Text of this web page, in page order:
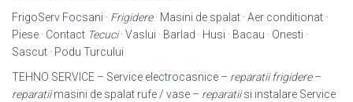
FrigoServ Focsani · Frigidere· Masini de spalat · Aer conditionat ·
Piese · Contact Tecuci· Vaslui · Barlad · Husi · Bacau · Onesti ·
Sascut · Podu Turcului
TEHNO SERVICE – Service electrocasnice – reparatii frigidere–
reparatiimasini de spalat rufe / vase – reparatiisi instalare Service